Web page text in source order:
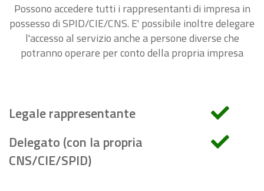
Possono accedere tutti i rappresentanti di impresa in
possesso di SPID/CIE/CNS. E' possibile inoltre delegare
l'accesso al servizio anche a persone diverse che
potranno operare per conto della propria impresa
Legale rappresentante
Delegato (con la propria
CNS/CIE/SPID)